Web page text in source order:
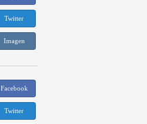
Twitter
Imagen
Facebook
Twitter